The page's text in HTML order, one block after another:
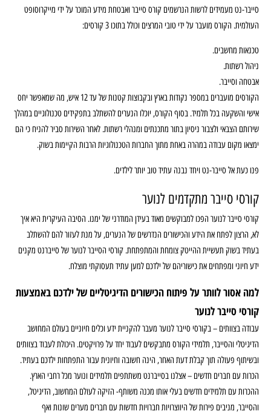
סייבר-נט מעמידים לרשות הנרשמים קורס סייבר ואבטחת מידע המוכר על ידי מייקרוסופט
העולמית. הקורס מועבר על ידי טובי המרצים וכולל בתוכו 3 קורסים:
טכנאות מחשבים.
ניהול רשתות.
אבטחה וסייבר.
הקורסים מועברים במספר נקודות בארץ ובקבוצות קטנות של עד 12 איש, מה שמאפשר יחס
אישי והשקעה בכל תלמיד. בסוף הקורס, יוכלו הנערים להשתלב בתפקידים טכנולוגיים במהלך
שירותם הצבאי ולצבור ניסיון בתור מתכנתים ומנהלי רשתות. לאחר השירות סביר להניח כי הם
ימצאו מקום עבודה במהרה באחת מתוך החברות הטכנולוגיות הרבות הקיימות בשוק.
פנו כעת אל סייבר-נט ויחד נבנה עתיד טוב יותר לילדים.
קורסי סייבר מתקדמים לנוער
קורסי סייבר לנוער הפכו למבוקשים מאוד בעידן המודרני של ימנו. הסיבה העיקרית היא איך
לא, הרצון לפתח את הידע והכישורים הנדרשים של הנערים, על מנת לעזור להם להשתלב
בעתיד בשוק תעשיית ההייטק צומחת והמתפתחת. קורסי הסייבר לנוער של סייברנט מקנים
ידע חיוני ומפתחים את כישוריהם של ילדכם למען עתיד תעסוקתי מוצלח.
למה אסור לוותר על פיתוח הכישורים הדיגיטליים של ילדכם באמצעות
קורסי סייבר לנוער
עבודה בצוותים – בקורסי סייבר לנוער מעבר להקניית ידע וכלים חיוניים בעולם המחושב
הדיגיטלי והסייבר, תלמידי הקורס מתבקשים לעבוד יחד על פרויקטים. היכולת לעבוד בצוותים
ובשיתוף פעולה תוך קבלת דעת האחר, הינה חשובה וחיונית עבור התפתחות ילדכם בעתיד.
הכרות עם חברים חדשים – אצלנו בסייברנט משתתפים תלמידים ונוער מכל רחבי הארץ.
ההכרות עם תלמידים חדשים בעלי אותו מכנה משותף- הזיקה לעולם המחשוב, הדיגיטל,
והסייבר, מניבים פירות של היווצרויות חברויות חדשות עם חברים מערים שונות ואף